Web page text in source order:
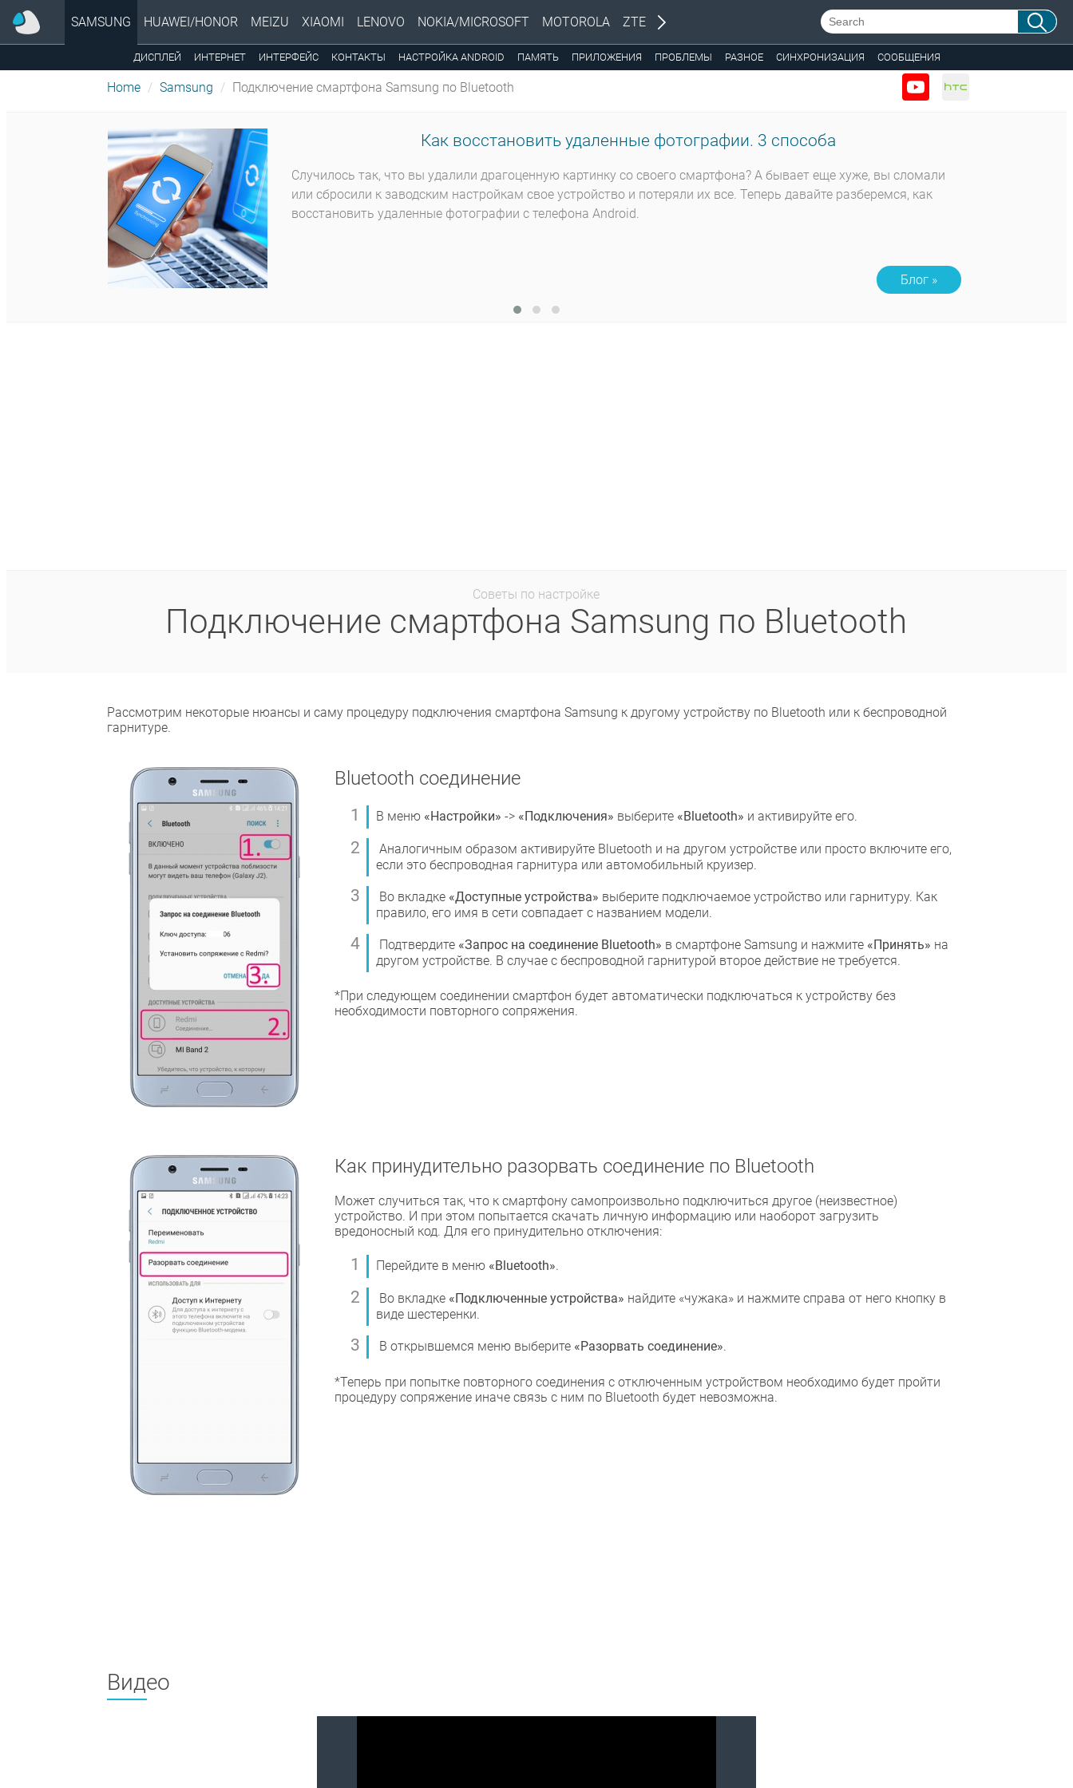
SAMSUNG
ДИСПЛЕЙ ИНТЕРНЕТ ИНТЕРФЕЙС КОНТАКТЫ НАСТРОЙКА ANDROID ПАМЯТЬ ПРИЛОЖЕНИЯ ПРОБЛЕМЫ РАЗНОЕ СИНХРОНИЗАЦИЯ СООБЩЕНИЯ
HUAWEI/HONOR MEIZU XIAOMI LENOVO NOKIA/MICROSOFT MOTOROLA ZTE
Home Samsung Подключение смартфона Samsung по Bluetooth
Как восстановить удаленные фотографии. 3 способа
Случилось так, что вы удалили драгоценную картинку со своего смартфона? А бывает еще хуже, вы сломали
или сбросили к заводским настройкам свое устройство и потеряли их все. Теперь давайте разберемся, как
восстановить удаленные фотографии с телефона Android.
Блог »
Советы по настройке
Подключение смартфона Samsung по Bluetooth
Рассмотрим некоторые нюансы и саму процедуру подключения смартфона Samsung к другому устройству по Bluetooth или к беспроводной
гарнитуре.
Bluetooth соединение
В меню «Настройки» -> «Подключения» выберите «Bluetooth» и активируйте его.
Аналогичным образом активируйте Bluetooth и на другом устройстве или просто включите его,
если это беспроводная гарнитура или автомобильный круизер.
Во вкладке «Доступные устройства» выберите подключаемое устройство или гарнитуру. Как
правило, его имя в сети совпадает с названием модели.
Подтвердите «Запрос на соединение Bluetooth» в смартфоне Samsung и нажмите «Принять» на
другом устройстве. В случае с беспроводной гарнитурой второе действие не требуется.
*При следующем соединении смартфон будет автоматически подключаться к устройству без
необходимости повторного сопряжения.
Как принудительно разорвать соединение по Bluetooth
Может случиться так, что к смартфону самопроизвольно подключиться другое (неизвестное)
устройство. И при этом попытается скачать личную информацию или наоборот загрузить
вредоносный код. Для его принудительно отключения:
Перейдите в меню «Bluetooth».
Во вкладке «Подключенные устройства» найдите «чужака» и нажмите справа от него кнопку в
виде шестеренки.
В открывшемся меню выберите «Разорвать соединение».
*Теперь при попытке повторного соединения с отключенным устройством необходимо будет пройти
процедуру сопряжение иначе связь с ним по Bluetooth будет невозможна.
Видео